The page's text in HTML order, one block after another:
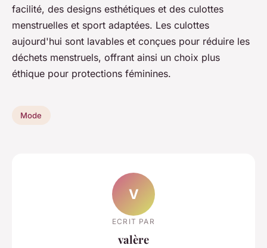
facilité, des designs esthétiques et des culottes
menstruelles et sport adaptées. Les culottes
aujourd'hui sont lavables et conçues pour réduire les
déchets menstruels, offrant ainsi un choix plus
éthique pour protections féminines.
Mode
V
ECRIT PAR
valère